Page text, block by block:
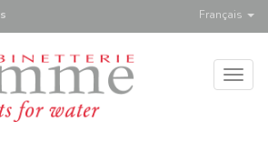
Français